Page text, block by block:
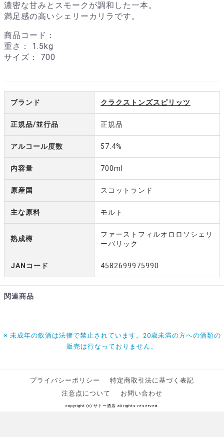
濃密な甘みとスモークが調和した一本。
満足感の高いシェリーカリラです。
商品コード：
重さ： 1.5kg
サイズ： 700
ブランド クラクストンズスピリッツ
正規品/並行品 正規品
アルコール度数 57.4%
内容量 700ml
原産国 スコットランド
主な原料 モルト
熟成樽
ファーストフィルオロロソシェリ
ーバリック
JANコード 4582699975990
関連商品
※ 未成年の飲酒は法律で禁止されています。20歳未満の方への酒類の
販売は行なっておりません。
プライバシーポリシー
特定商取引法に基づく表記
注意点について
お問い合わせ
copyright (c) サトー酒店 all rights reserved.